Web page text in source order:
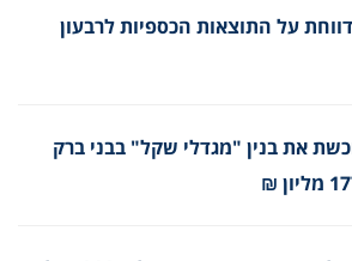
על התוצאות הכספיות לרבעון
את בנין "מגדלי שקל" בבני ברק